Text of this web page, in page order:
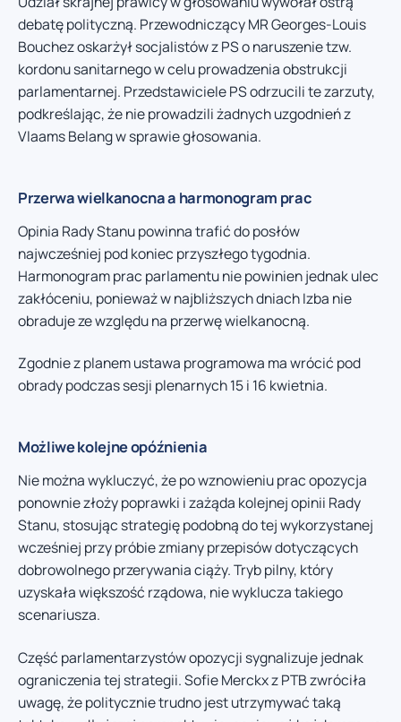
debatę polityczną. Przewodniczący MR Georges-Louis
Bouchez oskarżył socjalistów z PS o naruszenie tzw.
kordonu sanitarnego w celu prowadzenia obstrukcji
parlamentarnej. Przedstawiciele PS odrzucili te zarzuty,
podkreślając, że nie prowadzili żadnych uzgodnień z
Vlaams Belang w sprawie głosowania.
Przerwa wielkanocna a harmonogram prac
Opinia Rady Stanu powinna trafić do posłów
najwcześniej pod koniec przyszłego tygodnia.
Harmonogram prac parlamentu nie powinien jednak ulec
zakłóceniu, ponieważ w najbliższych dniach Izba nie
obraduje ze względu na przerwę wielkanocną.
Zgodnie z planem ustawa programowa ma wrócić pod
obrady podczas sesji plenarnych 15 i 16 kwietnia.
Możliwe kolejne opóźnienia
Nie można wykluczyć, że po wznowieniu prac opozycja
ponownie złoży poprawki i zażąda kolejnej opinii Rady
Stanu, stosując strategię podobną do tej wykorzystanej
wcześniej przy próbie zmiany przepisów dotyczących
dobrowolnego przerywania ciąży. Tryb pilny, który
uzyskała większość rządowa, nie wyklucza takiego
scenariusza.
Część parlamentarzystów opozycji sygnalizuje jednak
ograniczenia tej strategii. Sofie Merckx z PTB zwróciła
uwagę, że politycznie trudno jest utrzymywać taką